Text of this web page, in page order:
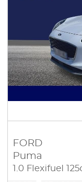
FORD
Puma